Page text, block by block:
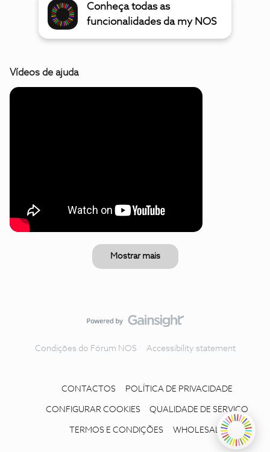
Conheça todas as
funcionalidades da my NOS
Vídeos de ajuda
Mostrar mais
Condições do Fórum NOS Accessibility statement
CONTACTOS POLÍTICA DE PRIVACIDADE
CONFIGURAR COOKIES QUALIDADE DE SERVIÇO
TERMOS E CONDIÇÕES WHOLESALE